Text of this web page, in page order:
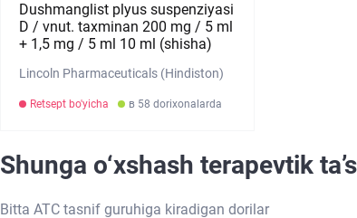
Dushmanglist plyus suspenziyasi
D / vnut. taxminan 200 mg / 5 ml
+ 1,5 mg / 5 ml 10 ml (shisha)
Lincoln Pharmaceuticals (Hindiston)
Retsept bo'yicha в 58 dorixonalarda
Shunga o‘xshash terapevtik
Bitta ATC tasnif guruhiga kiradigan dorilar